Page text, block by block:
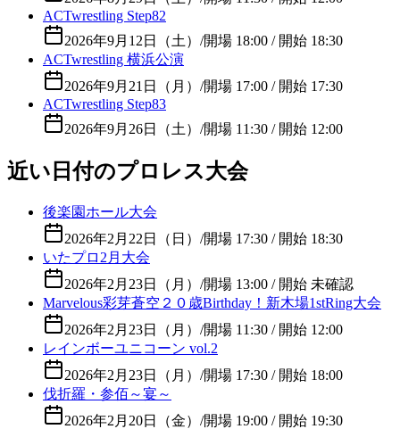
ACTwrestling Step82
2026年9月12日（土） /開場 18:00 / 開始 18:30
ACTwrestling 横浜公演
2026年9月21日（月） /開場 17:00 / 開始 17:30
ACTwrestling Step83
2026年9月26日（土） /開場 11:30 / 開始 12:00
近い日付のプロレス大会
後楽園ホール大会
2026年2月22日（日） /開場 17:30 / 開始 18:30
いたプロ2月大会
2026年2月23日（月） /開場 13:00 / 開始 未確認
Marvelous彩芽蒼空２０歳Birthday！新木場1stRing大会
2026年2月23日（月） /開場 11:30 / 開始 12:00
レインボーユニコーン vol.2
2026年2月23日（月） /開場 17:30 / 開始 18:00
伐折羅・参佰～宴～
2026年2月20日（金） /開場 19:00 / 開始 19:30